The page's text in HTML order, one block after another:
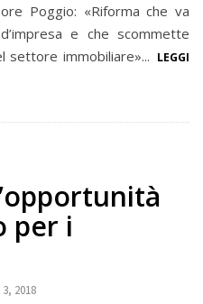
Poggio: «Riforma che va
e che scommette
settore immobiliare»... LEGGI
per i
3, 2018